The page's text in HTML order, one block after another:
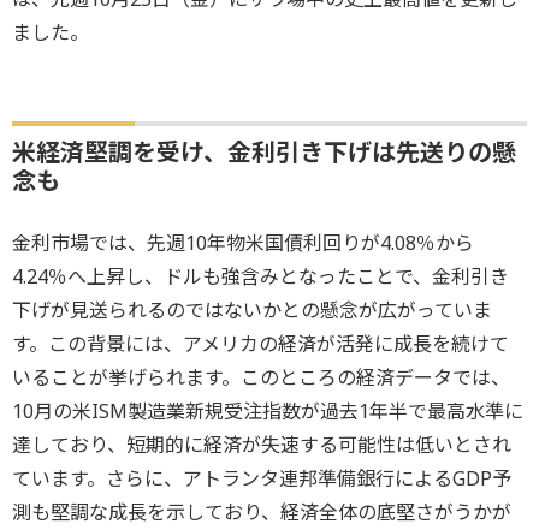
ました。
米経済堅調を受け、金利引き下げは先送りの懸
念も
金利市場では、先週10年物米国債利回りが4.08％から
4.24％へ上昇し、ドルも強含みとなったことで、金利引き
下げが見送られるのではないかとの懸念が広がっていま
す。この背景には、アメリカの経済が活発に成長を続けて
いることが挙げられます。このところの経済データでは、
10月の米ISM製造業新規受注指数が過去1年半で最高水準に
達しており、短期的に経済が失速する可能性は低いとされ
ています。さらに、アトランタ連邦準備銀行によるGDP予
測も堅調な成長を示しており、経済全体の底堅さがうかが